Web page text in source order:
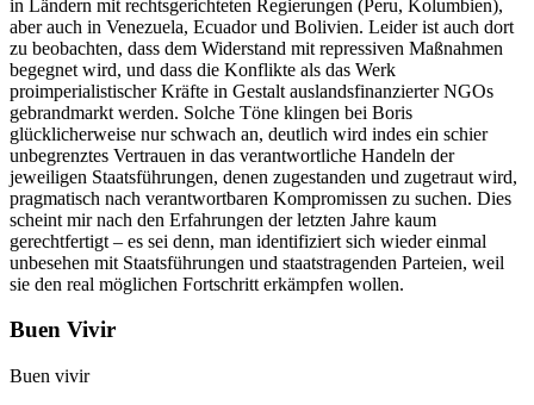
in Ländern mit rechtsgerichteten Regierungen (Peru, Kolumbien),
aber auch in Venezuela, Ecuador und Bolivien. Leider ist auch dort
zu beobachten, dass dem Widerstand mit repressiven Maßnahmen
begegnet wird, und dass die Konflikte als das Werk
proimperialistischer Kräfte in Gestalt auslandsfinanzierter NGOs
gebrandmarkt werden. Solche Töne klingen bei Boris
glücklicherweise nur schwach an, deutlich wird indes ein schier
unbegrenztes Vertrauen in das verantwortliche Handeln der
jeweiligen Staatsführungen, denen zugestanden und zugetraut wird,
pragmatisch nach verantwortbaren Kompromissen zu suchen. Dies
scheint mir nach den Erfahrungen der letzten Jahre kaum
gerechtfertigt – es sei denn, man identifiziert sich wieder einmal
unbesehen mit Staatsführungen und staatstragenden Parteien, weil
sie den real möglichen Fortschritt erkämpfen wollen.
Buen Vivir
Buen vivir